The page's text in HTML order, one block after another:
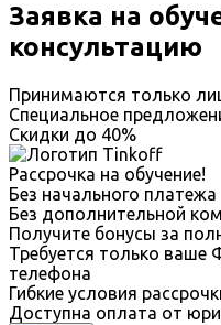
Заявка на
консультацию
Принимаются только
Специальное
Скидки до 40%
Рассрочка на обучение!
Без начального платежа
Без дополнительной
Получите бонусы за
Требуется только
телефона
Гибкие условия
Доступна оплата от